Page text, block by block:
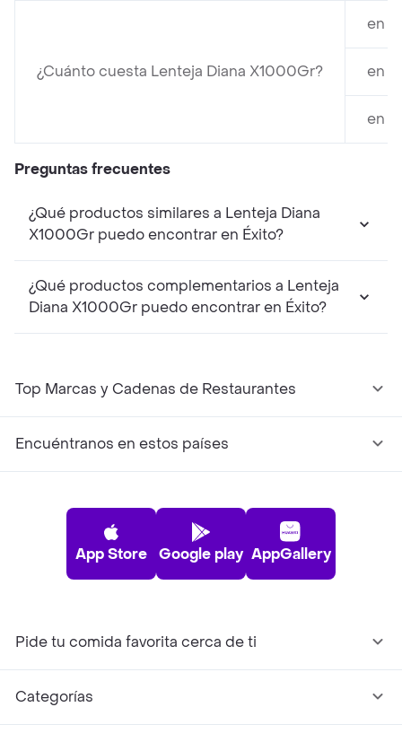
¿Cuánto cuesta Lenteja Diana X1000Gr?
en
en
en
Preguntas frecuentes
¿Qué productos similares a Lenteja Diana
X1000Gr puedo encontrar en Éxito?
¿Qué productos complementarios a Lenteja
Diana X1000Gr puedo encontrar en Éxito?
Top Marcas y Cadenas de Restaurantes
Encuéntranos en estos países
App Store Google play AppGallery
Pide tu comida favorita cerca de ti
Categorías